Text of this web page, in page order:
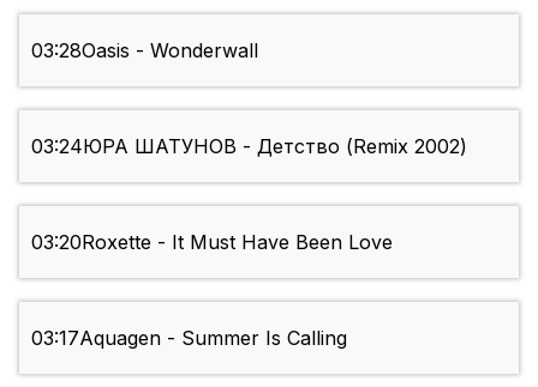
03:28Oasis - Wonderwall
03:24ЮРА ШАТУНOВ - Детство (Remix 2002)
03:20Roxette - It Must Have Been Love
03:17Aquagen - Summer Is Calling